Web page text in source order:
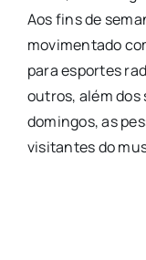
Aos fins de
movimentado
para esportes
outros, além dos
domingos, as
visitantes do